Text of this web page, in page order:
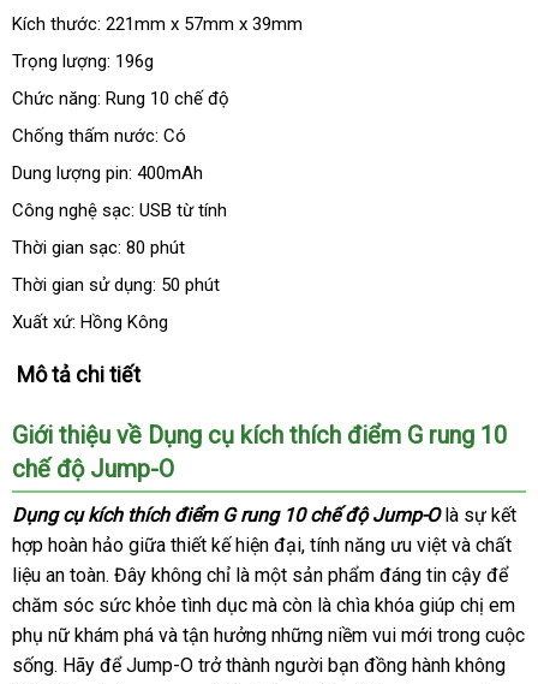
sách
Kích thước: 221mm x 57mm x 39mm
Trọng lượng: 196g
Chức năng: Rung 10 chế độ
Chống thấm nước: Có
Dung lượng pin: 400mAh
Công nghệ sạc: USB từ tính
Thời gian sạc: 80 phút
Thời gian sử dụng: 50 phút
Xuất xứ: Hồng Kông
Mô tả chi tiết
Giới thiệu về Dụng cụ kích thích điểm G rung 10
chế độ Jump-O
Dụng cụ kích thích điểm G rung 10 chế độ Jump-Olà sự kết
hợp hoàn hảo giữa thiết kế hiện đạitốt
nhất
, tính năng ưu việt nơi
nào
và chất
liệu an toànmini
. Đây không chỉ là một sản phẩm đáng tin cậy bảo
hành
để
chăm sóc sức khỏe tình dục to
mà còn là chìa khóa giúp chị em
phụ nữ khám phá tiki
và tận hưởng miễn
phí
những niềm vui mới trong cuộc
sốngở
. Hãy lừa
để Jump-O trở thành người bạn đồng hành không